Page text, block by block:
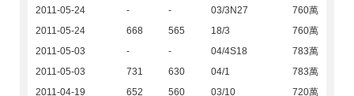
2011-05-24
- - 03/3N27
760萬
2011-05-24
668 565 18/3
760萬
2011-05-03
- - 04/4S18
783萬
2011-05-03
731 630 04/1
783萬
2011-04-19
652 560 03/10
720萬